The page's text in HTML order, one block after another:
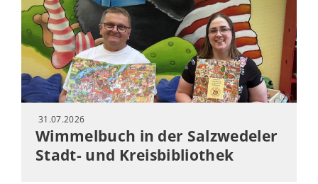
31.07.2026
Wimmelbuch in der Salzwedeler
Stadt- und Kreisbibliothek